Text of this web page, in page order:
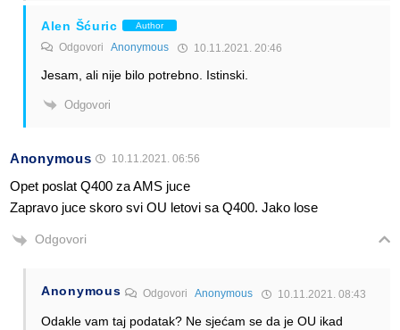
Alen Šćuric Author
Odgovori Anonymous 10.11.2021. 20:46
Jesam, ali nije bilo potrebno. Istinski.
Odgovori
Anonymous 10.11.2021. 06:56
Opet poslat Q400 za AMS juce
Zapravo juce skoro svi OU letovi sa Q400. Jako lose
Odgovori
Anonymous OdgovoriAnonymous 10.11.2021. 08:43
Odakle vam taj podatak? Ne sjećam se da je OU ikad